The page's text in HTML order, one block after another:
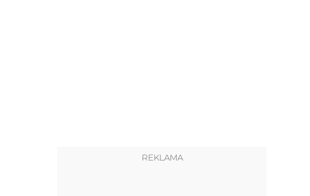
REKLAMA